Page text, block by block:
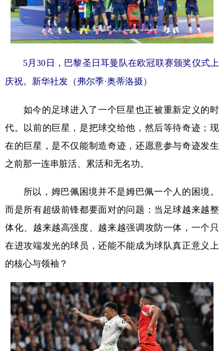
5月30日，巴黎圣日耳曼队在欧冠联赛颁奖仪式上
庆祝。新华社发（弗尔季·奥蒂洛摄）
如今的足球进入了一个巨星也正被重新定义的时
代。以前的巨星，是把球交给他，然后等待奇迹；现
在的巨星，是不仅能制造奇迹，还愿意参与奇迹发生
之前那一连串脏活、累活和无名功。
所以，姆巴佩困境并不是姆巴佩一个人的困境。
而是所有超级前锋都要面对的问题：当足球越来越整
体化、越来越高强度、越来越强调攻防一体，一个只
在进攻端发光的球员，还能不能成为球队真正意义上
的核心与领袖？